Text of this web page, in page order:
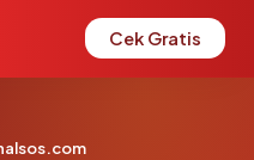
Cek Gratis